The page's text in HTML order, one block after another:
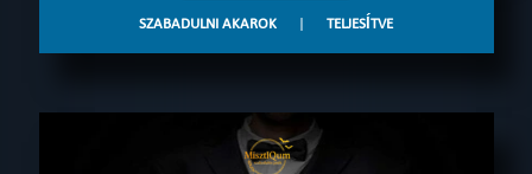
SZABADULNI AKAROK | TELJESÍTVE